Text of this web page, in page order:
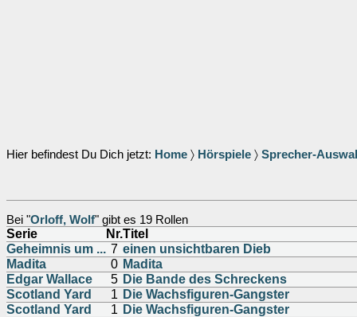
Hier befindest Du Dich jetzt: Home 〉 Hörspiele 〉 Sprecher-
Bei "Orloff, Wolf" gibt es 19 Rollen
Serie Nr.Titel
Geheimnis um ... 7 einen unsichtbaren Dieb
Madita
0 Madita
Edgar Wallace
5 Die Bande des Schreckens
Scotland Yard
1 Die Wachsfiguren-Gangster
Scotland Yard
1 Die Wachsfiguren-Gangster